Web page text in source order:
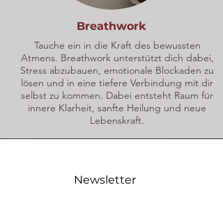
Breathwork
Tauche ein in die Kraft des bewussten
Atmens. Breathwork unterstützt dich dabei,
Stress abzubauen, emotionale Blockaden zu
lösen und in eine tiefere Verbindung mit dir
selbst zu kommen. Dabei entsteht Raum für
innere Klarheit, sanfte Heilung und neue
Lebenskraft.
Newsletter